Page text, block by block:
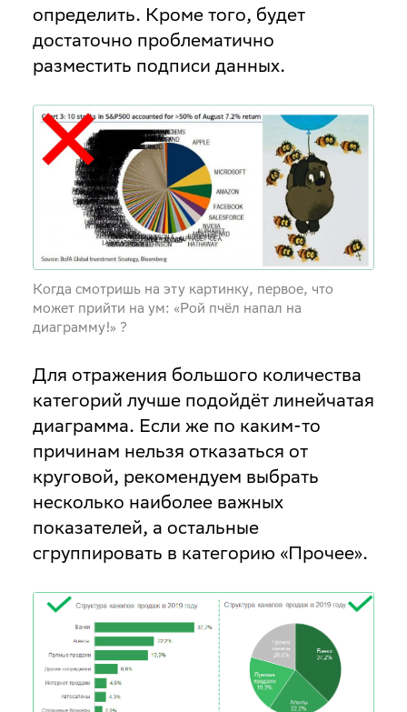
определить. Кроме того, будет
достаточно проблематично
разместить подписи данных.
Когда смотришь на эту картинку, первое, что
может прийти на ум: «Рой пчёл напал на
диаграмму!» ?
Для отражения большого количества
категорий лучше подойдёт линейчатая
диаграмма. Если же по каким-то
причинам нельзя отказаться от
круговой, рекомендуем выбрать
несколько наиболее важных
показателей, а остальные
сгруппировать в категорию «Прочее».